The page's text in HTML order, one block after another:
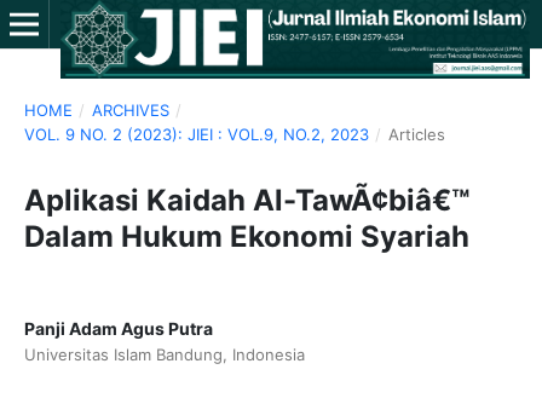
HOME / ARCHIVES /
VOL. 9 NO. 2 (2023): JIEI : VOL.9, NO.2, 2023 / Articles
Aplikasi Kaidah Al-TawÃ¢biâ€™
Dalam Hukum Ekonomi Syariah
Panji Adam Agus Putra
Universitas Islam Bandung, Indonesia